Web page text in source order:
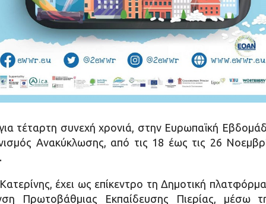
τέταρτη συνεχή χρονιά, στην Ευρωπαϊκή
Ανακύκλωσης, από τις 18 έως τις 26
έχει ως επίκεντρο τη Δημοτική
Πρωτοβάθμιας Εκπαίδευσης Πιερίας, μέσω